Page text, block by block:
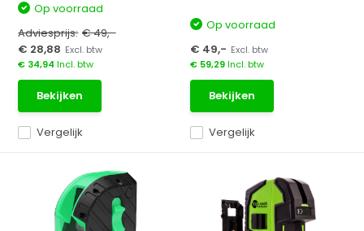
Vergelijk
Op voorraad
Adviesprijs: € 49,-
€ 28,88 Excl. btw
€ 34,94 Incl. btw
Bekijken
Vergelijk
Op voorraad
€ 49,- Excl. btw
€ 59,29Incl. btw
Bekijken